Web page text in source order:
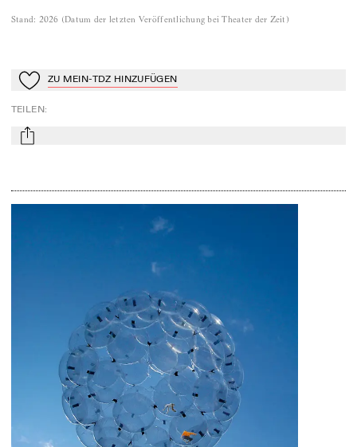
Stand: 2026 (Datum der letzten Veröffentlichung bei Theater der Zeit )
Zu Mein-TdZ hinzufügen
ZU MEIN-TDZ HINZUFÜGEN
TEILEN:
mail